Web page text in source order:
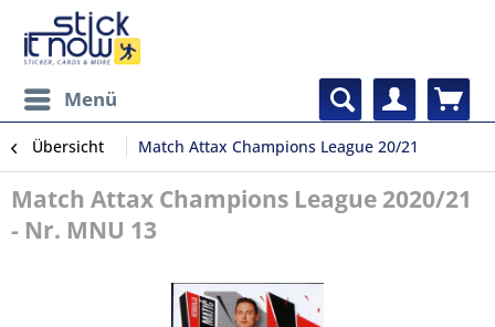
Menü
Übersicht Match Attax Champions League 20/21
Match Attax Champions League 2020/21
- Nr. MNU 13